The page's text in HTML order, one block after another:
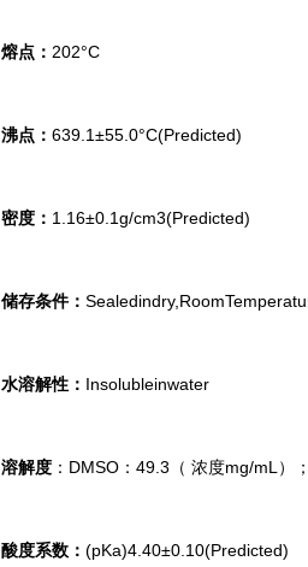
熔点： 202°C
沸点： 639.1±55.0°C(Predicted)
密度： 1.16±0.1g/cm3(Predicted)
储存条件：
水溶解性： Insolubleinwater
溶解度 ：DMSO：49.3（ 浓度mg/mL）
酸度系数： (pKa)4.40±0.10(Predicted)